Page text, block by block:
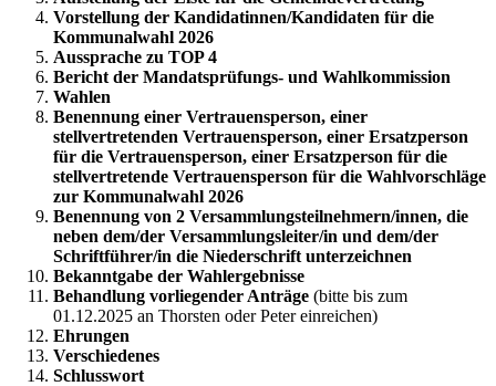
Vorstellung der Kandidatinnen/Kandidaten für die
Kommunalwahl 2026
Aussprache zu TOP 4
Bericht der Mandatsprüfungs- und Wahlkommission
Wahlen
Benennung einer Vertrauensperson, einer
stellvertretenden Vertrauensperson, einer Ersatzperson
für die Vertrauensperson, einer Ersatzperson für die
stellvertretende Vertrauensperson für die Wahlvorschläge
zur Kommunalwahl 2026
Benennung von 2 Versammlungsteilnehmern/innen, die
neben dem/der Versammlungsleiter/in und dem/der
Schriftführer/in die Niederschrift unterzeichnen
Bekanntgabe der Wahlergebnisse
Behandlung vorliegender Anträge (bitte bis zum
01.12.2025 an Thorsten oder Peter einreichen)
Ehrungen
Verschiedenes
Schlusswort